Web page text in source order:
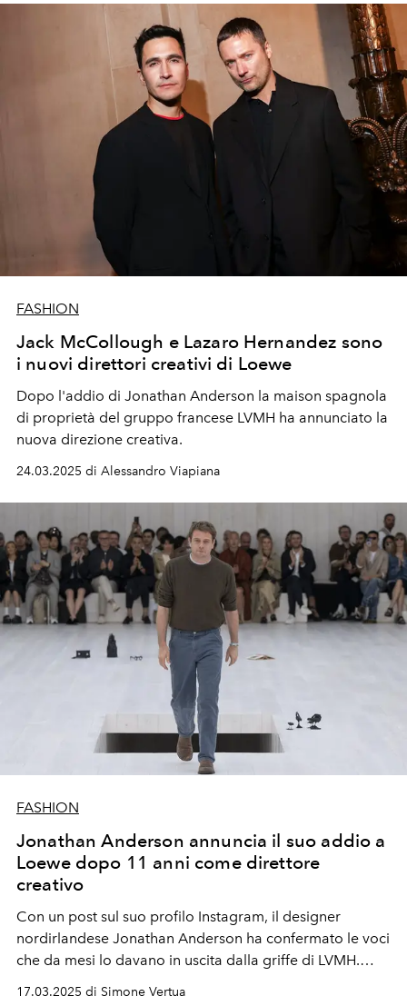
FASHION
Jack McCollough e Lazaro Hernandez sono
i nuovi direttori creativi di Loewe
Dopo l'addio di Jonathan Anderson la maison spagnola
di proprietà del gruppo francese LVMH ha annunciato la
nuova direzione creativa.
24.03.2025 di Alessandro Viapiana
FASHION
Jonathan Anderson annuncia il suo addio a
Loewe dopo 11 anni come direttore
creativo
Con un post sul suo profilo Instagram, il designer
nordirlandese Jonathan Anderson ha confermato le voci
che da mesi lo davano in uscita dalla griffe di LVMH.
17.03.2025 di Simone Vertua